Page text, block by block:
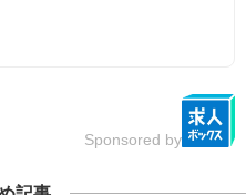
Sponsored by